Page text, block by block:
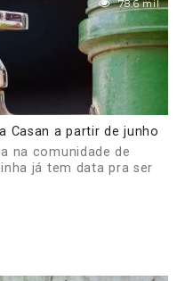
78.6 mil
Casan a partir de junho
na comunidade de
já tem data pra ser